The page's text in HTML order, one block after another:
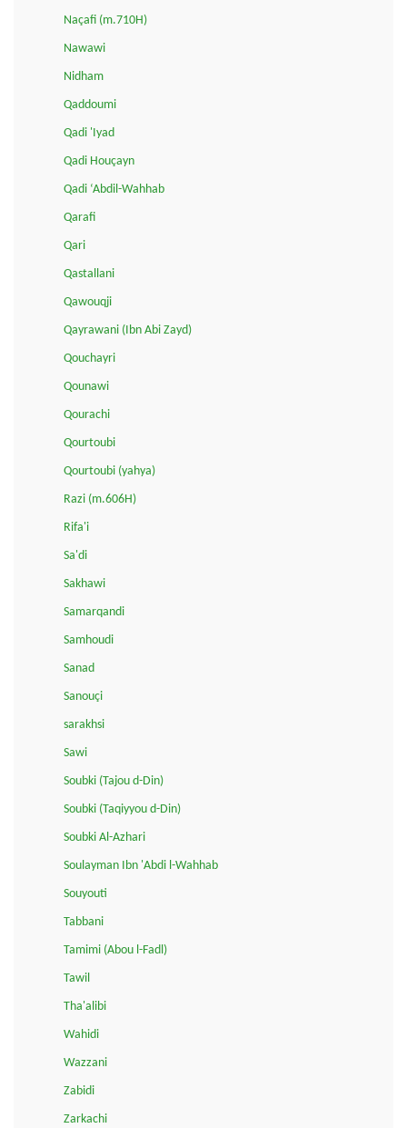
Naçafi (m.710H)
Nawawi
Nidham
Qaddoumi
Qadi 'Iyad
Qadi Houçayn
Qadi ‘Abdil-Wahhab
Qarafi
Qari
Qastallani
Qawouqji
Qayrawani (Ibn Abi Zayd)
Qouchayri
Qounawi
Qourachi
Qourtoubi
Qourtoubi (yahya)
Razi (m.606H)
Rifa'i
Sa'di
Sakhawi
Samarqandi
Samhoudi
Sanad
Sanouçi
sarakhsi
Sawi
Soubki (Tajou d-Din)
Soubki (Taqiyyou d-Din)
Soubki Al-Azhari
Soulayman Ibn 'Abdi l-Wahhab
Souyouti
Tabbani
Tamimi (Abou l-Fadl)
Tawil
Tha'alibi
Wahidi
Wazzani
Zabidi
Zarkachi